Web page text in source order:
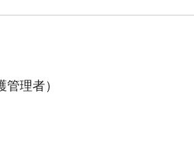
理者）